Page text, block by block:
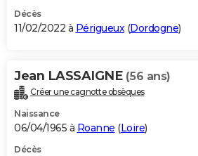
Décès
11/02/2022 à Périgueux(Dordogne)
Jean LASSAIGNE (56 ans)
Créer une cagnotte obsèques
Naissance
06/04/1965 à Roanne (Loire)
Décès